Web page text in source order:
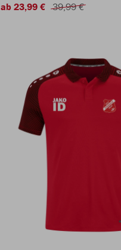
ab 23,99 € 39,99 €